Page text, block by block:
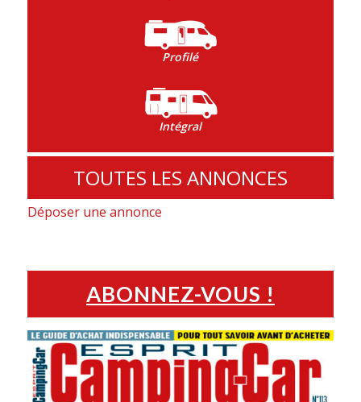
Profilé
Intégral
TOUTES LES ANNONCES
Déposer une annonce
ABONNEZ-VOUS !